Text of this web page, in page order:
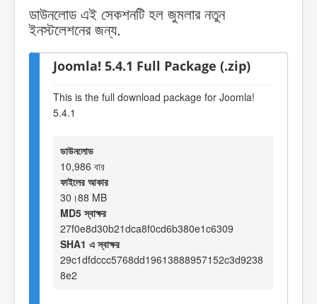
ডাউনলোড এই সেকশনটি হল জুমলার নতুন
ইনস্টলেশনের জন্য.
Joomla! 5.4.1 Full Package (.zip)
This is the full download package for Joomla!
5.4.1
ডাউনলোড
10,986 বার
ফাইলের আকার
30।88 MB
MD5 স্বাক্ষর
27f0e8d30b21dca8f0cd6b380e1c6309
SHA1 এ স্বাক্ষর
29c1dfdccc5768dd19613888957152c3d9238
8e2